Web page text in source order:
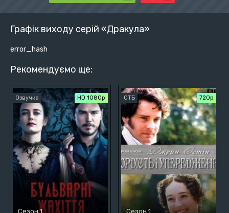
Графік виходу серій «Дракула»
error_hash
Рекомендуємо ще:
Озвучка HD 1080p
Сезон 1
СТБ 720р
Сезон 1